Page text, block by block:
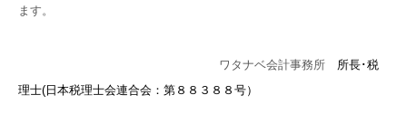
会社設立・創業支援
ます。
ワタナベ会計事務所 所長･税
理士(日本税理士会連合会：第８８３８８号）